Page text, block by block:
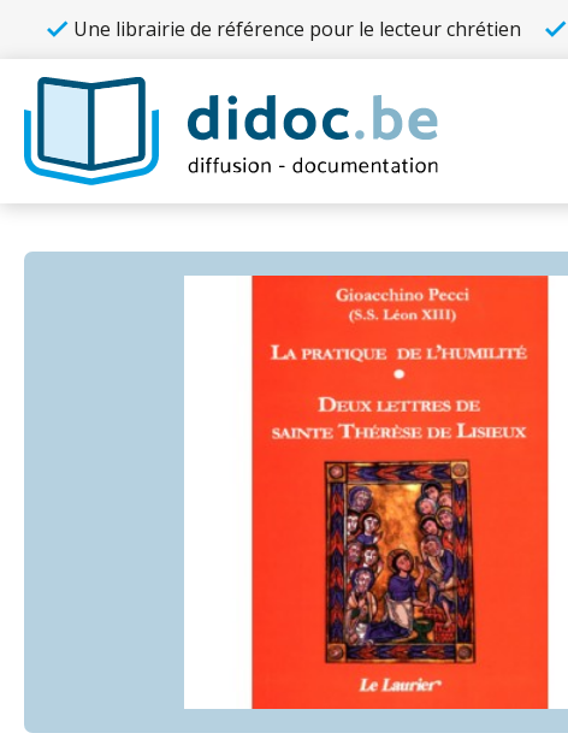
Une librairie de référence pour le lecteur chrétien